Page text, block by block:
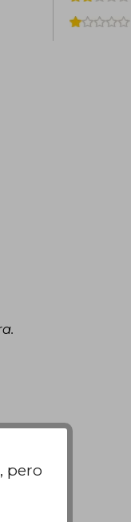
, pero